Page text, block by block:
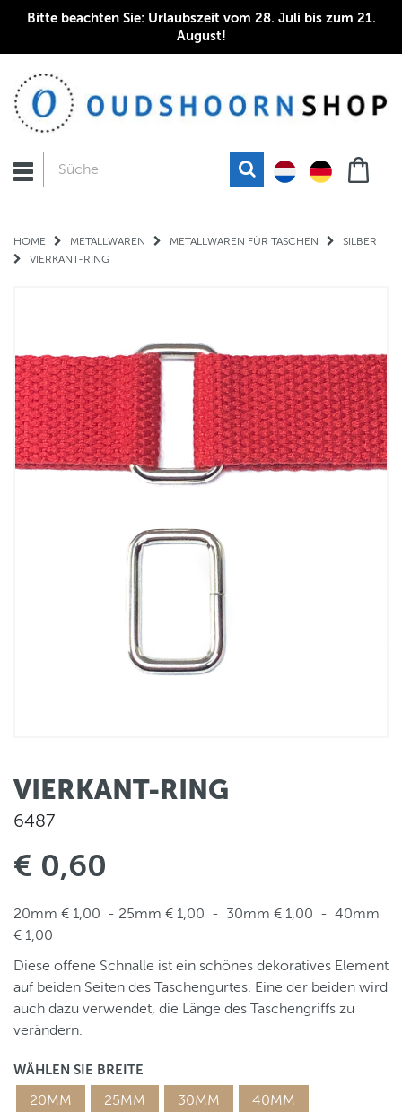
Bitte beachten Sie: Urlaubszeit vom 28. Juli bis zum 21.
August!
HOME METALLWAREN METALLWAREN FÜR TASCHEN
SILBER
VIERKANT-RING
VIERKANT-RING
6487
€ 0,60
20mm € 1,00 - 25mm € 1,00 - 30mm € 1,00 - 40mm
€ 1,00
Diese offene Schnalle ist ein schönes dekoratives Element
auf beiden Seiten des Taschengurtes. Eine der beiden wird
auch dazu verwendet, die Länge des Taschengriffs zu
verändern.
WÄHLEN SIE BREITE
20MM 25MM 30MM 40MM